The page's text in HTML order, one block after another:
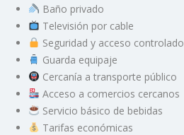
Baño privado
Televisión por cable
Seguridad y acceso controlado
Guarda equipaje
Cercanía a transporte público
Acceso a comercios cercanos
Servicio básico de bebidas
Tarifas económicas